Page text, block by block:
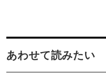
あわせて読みたい